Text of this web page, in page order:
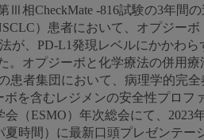
Ⅲ相CheckMate -816試験の3年間
）患者において、オプジー
が、PD-L1発現レベルにかかわ
。オプジーボと化学療法の併用
患者集団において、病理学的完全
ボを含むレジメンの安全性プロ
（ESMO）年次総会にて、2023
時間）に最新口頭プレゼンテー